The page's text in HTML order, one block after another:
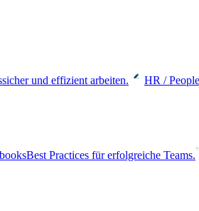
und effizient arbeiten. HR / People
Best Practices für erfolgreiche Teams.